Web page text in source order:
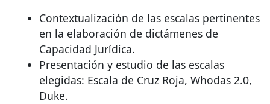
Contextualización de las escalas pertinentes
en la elaboración de dictámenes de
Capacidad Jurídica.
Presentación y estudio de las escalas
elegidas: Escala de Cruz Roja, Whodas 2.0,
Duke.